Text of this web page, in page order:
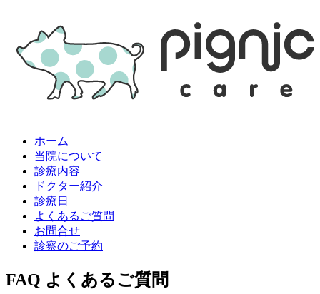
ホーム
当院について
診療内容
ドクター紹介
診療日
よくあるご質問
お問合せ
診察のご予約
FAQ よくあるご質問